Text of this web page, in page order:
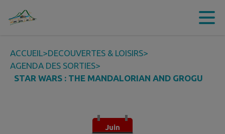
Contenu
ACCUEIL>DECOUVERTES & LOISIRS>
AGENDA DES SORTIES>
STAR WARS : THE MANDALORIAN AND GROGU
Juin